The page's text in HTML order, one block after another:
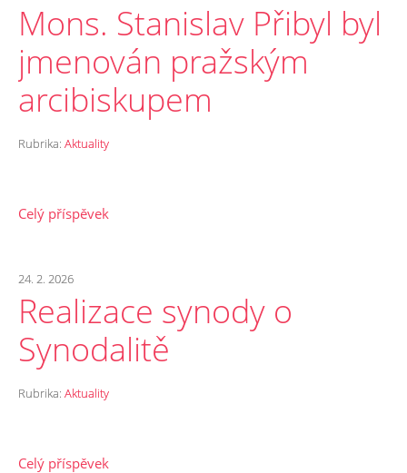
Mons. Stanislav Přibyl byl
jmenován pražským
arcibiskupem
Rubrika: Aktuality
Celý příspěvek
24. 2. 2026
Realizace synody o
Synodalitě
Rubrika: Aktuality
Celý příspěvek